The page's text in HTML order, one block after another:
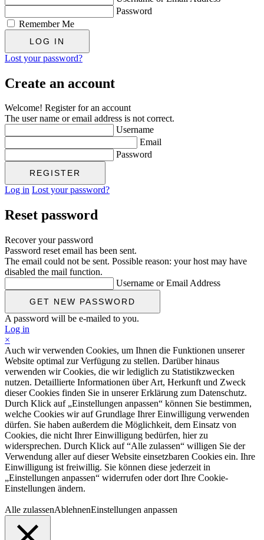
Password
Remember Me
Lost your password?
Create an account
Welcome! Register for an account
The user name or email address is not correct.
Username
Email
Password
Log in Lost your password?
Reset password
Recover your password
Password reset email has been sent.
The email could not be sent. Possible reason: your host may have
disabled the mail function.
Username or Email Address
A password will be e-mailed to you.
Log in
×
Auch wir verwenden Cookies, um Ihnen die Funktionen unserer
Website optimal zur Verfügung zu stellen. Darüber hinaus
verwenden wir Cookies, die wir lediglich zu Statistikzwecken
nutzen. Detaillierte Informationen über Art, Herkunft und Zweck
dieser Cookies finden Sie in unserer Erklärung zum Datenschutz.
Durch Klick auf „Einstellungen anpassen“ können Sie bestimmen,
welche Cookies wir auf Grundlage Ihrer Einwilligung verwenden
dürfen. Sie haben außerdem die Möglichkeit, dem Einsatz von
Cookies, die nicht Ihrer Einwilligung bedürfen, hier zu
widersprechen. Durch Klick auf “Alle zulassen“ willigen Sie der
Verwendung aller auf dieser Website einsetzbaren Cookies ein. Ihre
Einwilligung ist freiwillig. Sie können diese jederzeit in
„Einstellungen anpassen“ widerrufen oder dort Ihre Cookie-
Einstellungen ändern.
Alle zulassenAblehnenEinstellungen anpassen